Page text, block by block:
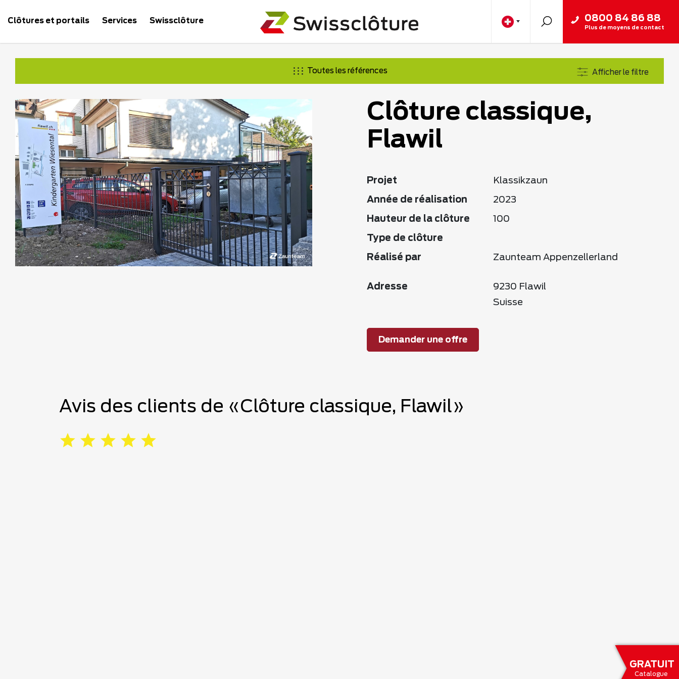
GRATUIT
Catalogue
Clôtures et portails Services Swissclôture 0800 84 86 88
Plus de moyens de contact
Toutes les références Afficher le filtre
Clôture classique,
Flawil
Projet Klassikzaun
Année de réalisation 2023
Hauteur de la clôture 100
Type de clôture
Réalisé par Zaunteam Appenzellerland
Adresse
9230 Flawil
Suisse
Demander une offre
Avis des clients de «Clôture classique, Flawil»